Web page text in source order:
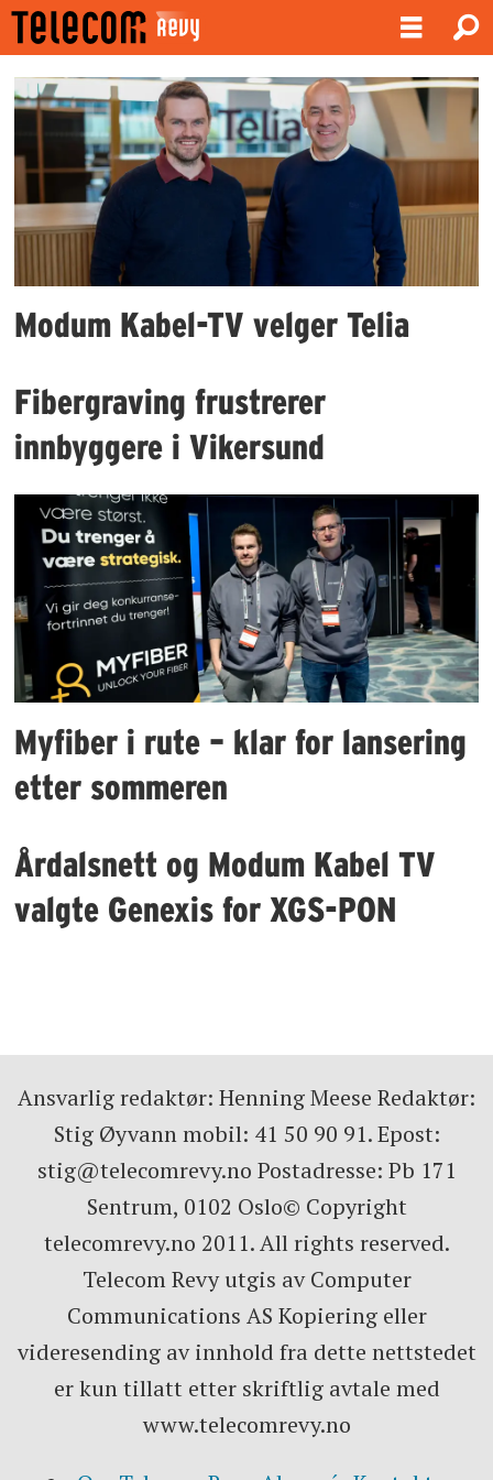
Emne:
modum
kabel-
tv
Modum Kabel-TV velger Telia
Fibergraving frustrerer
innbyggere i Vikersund
Myfiber i rute – klar for lansering
etter sommeren
Årdalsnett og Modum Kabel TV
valgte Genexis for XGS-PON
Ansvarlig redaktør: Henning Meese Redaktør:
Stig Øyvann mobil: 41 50 90 91. Epost:
stig@telecomrevy.no Postadresse: Pb 171
Sentrum, 0102 Oslo© Copyright
telecomrevy.no 2011. All rights reserved.
Telecom Revy utgis av Computer
Communications AS Kopiering eller
videresending av innhold fra dette nettstedet
er kun tillatt etter skriftlig avtale med
www.telecomrevy.no